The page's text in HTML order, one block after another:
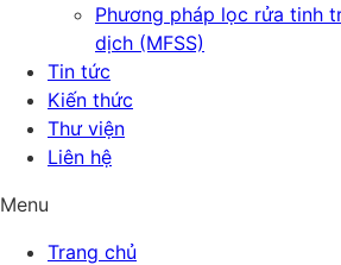
Phương pháp lọc rửa tinh
dịch (MFSS)
Tin tức
Kiến thức
Thư viện
Liên hệ
Menu
Trang chủ